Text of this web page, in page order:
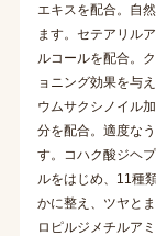
エキスを配合。自
ます。セテアリル
ルコールを配合。
ョニング効果を与
ウムサクシノイル
分を配合。適度な
す。コハク酸ジヘ
ルをはじめ、11種
かに整え、ツヤと
ロピルジメチルア